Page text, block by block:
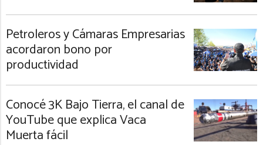
Petroleros y Cámaras Empresarias
acordaron bono por
productividad
Conocé 3K Bajo Tierra, el canal de
YouTube que explica Vaca
Muerta fácil